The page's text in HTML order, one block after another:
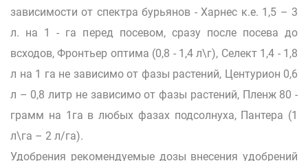
зависимости от спектра бурьянов - Харнес к.е. 1,5 – 3
л. на 1 - га перед посевом, сразу после посева до
всходов, Фронтьер оптима (0,8 - 1,4 л\г), Селект 1,4 - 1,8
л на 1 га не зависимо от фазы растений, Центурион 0,6
л – 0,8 литр не зависимо от фазы растений, Пленж 80 -
грамм на 1га в любых фазах подсолнуха, Пантера (1
л\га – 2 л/га).
Удобрения рекомендуемые дозы внесения удобрений